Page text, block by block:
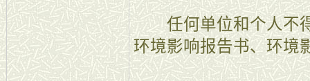
任何单位和个人不得
环境影响报告书、环境